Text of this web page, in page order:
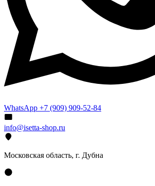
WhatsApp +7 (909) 909-52-84
info@isetta-shop.ru
Московская область, г. Дубна